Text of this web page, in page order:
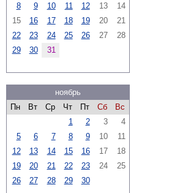
8
9 10 11 12 13
14
15
16 17 18 19 20
21
22
23 24 25 26 27
28
29
30 31
ноябрь
Пн
Вт Ср Чт Пт Сб
Вс
1
2 3
4
5
6 7 8 9 10
11
12
13 14 15 16 17
18
19
20 21 22 23 24
25
26
27 28 29 30